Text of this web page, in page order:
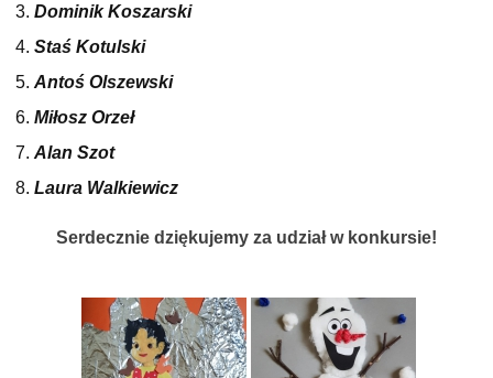
Dominik Koszarski
Staś Kotulski
Antoś Olszewski
Miłosz Orzeł
Alan Szot
Laura Walkiewicz
Serdecznie dziękujemy za udział w konkursie!